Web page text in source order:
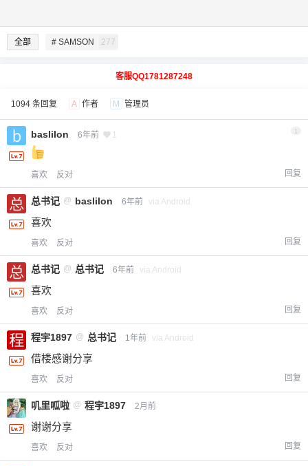
全部 # SAMSON 277
客服QQ1781287248
1094 条回复 A 作者 M 管理员
baslilon 6年前 1
喜欢 反对 回复
总书记 @ baslilon 6年前 via Android
喜欢
喜欢 反对 回复
总书记 @ 总书记 6年前 via Android
喜欢
喜欢 反对 回复
程宇1897 @ 总书记 1年前 via Android
借楼感谢分享
喜欢 反对 回复
叽里呱啦 @ 程宇1897 2月前
谢谢分享
喜欢 反对 回复